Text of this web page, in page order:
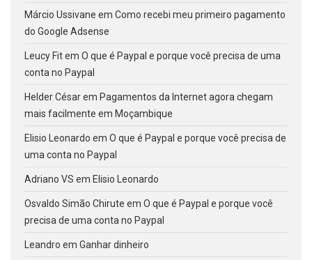
Márcio Ussivane em Como recebi meu primeiro pagamento
do Google Adsense
Leucy Fitem O que é Paypal e porque você precisa de uma
conta no Paypal
Helder Césarem Pagamentos da Internet agora chegam
mais facilmente em Moçambique
Elisio Leonardo em O que é Paypal e porque você precisa de
uma conta no Paypal
Adriano VS em Elisio Leonardo
Osvaldo Simão Chirute em O que é Paypal e porque você
precisa de uma conta no Paypal
Leandro em Ganhar dinheiro